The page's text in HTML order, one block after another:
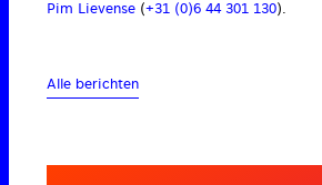
Pim Lievense (+31 (0)6 44 301 130).
Alle berichten